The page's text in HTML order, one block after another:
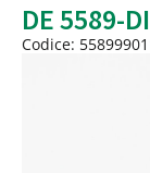
Peso
Quantità
DE 5589-
Codice: